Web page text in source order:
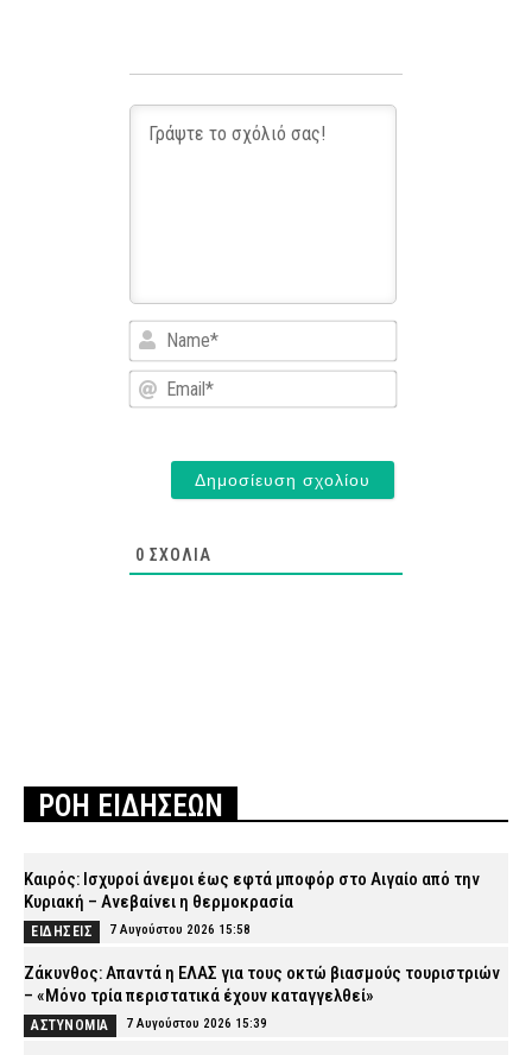
Name*
Email*
0 ΣΧΌΛΙΑ
ΡΟΗ ΕΙΔΗΣΕΩΝ
Καιρός: Ισχυροί άνεμοι έως εφτά μποφόρ στο Αιγαίο από την
Κυριακή – Ανεβαίνει η θερμοκρασία
ΕΙΔΗΣΕΙΣ 7 Αυγούστου 2026 15:58
Ζάκυνθος: Απαντά η ΕΛΑΣ για τους οκτώ βιασμούς τουριστριών
– «Μόνο τρία περιστατικά έχουν καταγγελθεί»
ΑΣΤΥΝΟΜΙΑ 7 Αυγούστου 2026 15:39